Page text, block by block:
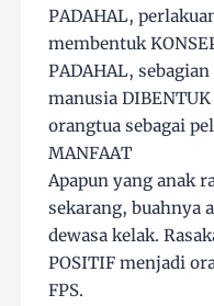
PADAHAL,
membentuk
PADAHAL,
manusia
orangtua sebagai
MANFAAT
Apapun yang anak
sekarang, buahnya
dewasa kelak.
POSITIF menjadi
FPS.